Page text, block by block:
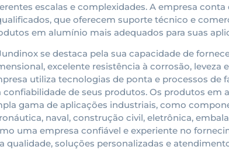
escalas e complexidades. A empresa
que oferecem suporte técnico e
em alumínio mais adequados para suas
se destaca pela sua capacidade de
excelente resistência à corrosão, leveza
utiliza tecnologias de ponta e processos de
confiabilidade de seus produtos. Os produtos
gama de aplicações industriais, como
naval, construção civil, eletrônica,
uma empresa confiável e experiente no
qualidade, soluções personalizadas e